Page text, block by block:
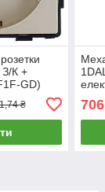
З/К +
GD)
₴